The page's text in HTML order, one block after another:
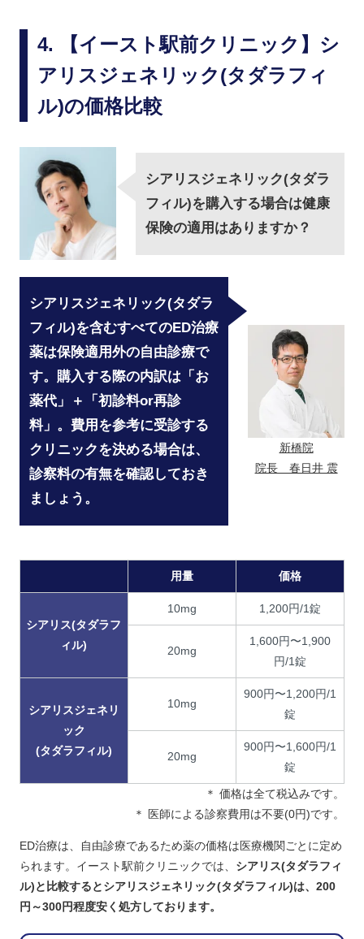
【イースト駅前クリニック】シ
アリスジェネリック(タダラフィ
ル)の価格比較
シアリスジェネリック(タダラ
フィル)を購入する場合は健康
保険の適用はありますか？
シアリスジェネリック(タダラ
フィル)を含むすべてのED治療
薬は保険適用外の自由診療で
す。購入する際の内訳は「お
薬代」＋「初診料or再診
料」。費用を参考に受診する
クリニックを決める場合は、
診察料の有無を確認しておき
ましょう。
新橋院
院長 春日井 震
用量 価格
シアリス(タダラフ
ィル)
10mg 1,200円/1錠
20mg
1,600円〜1,900
円/1錠
シアリスジェネリ
ック
(タダラフィル)
10mg
900円〜1,200円/1
錠
20mg
900円〜1,600円/1
錠
＊ 価格は全て税込みです。
＊ 医師による診察費用は不要(0円)です。
ED治療は、自由診療であるため薬の価格は医療機関ごとに定め
られます。イースト駅前クリニックでは、 シアリス(タダラフィ
ル)と比較するとシアリスジェネリック(タダラフィル)は、200
円～300円程度安く処方しております。